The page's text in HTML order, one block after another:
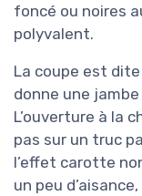
foncé ou noires
polyvalent.
La coupe est dite
donne une
L’ouverture à la
pas sur un truc
l’effet carotte
un peu